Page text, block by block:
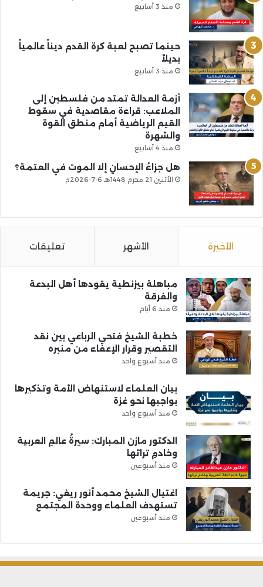
منذ 3 أسابيع
حينما تصبح لعبة كرة القدم ديناً عالمياً
بديلاً
منذ 3 أسابيع
أزمة العدالة تمتد من فلسطين إلى
الملاعب: قراءة مقاصدية في سقوط
القيم الرياضية أمام منطق القوة
والشهرة
منذ 4 أسابيع
هل جزاءُ الإحسانِ إلا الموت في العتمة؟
الأثنين 21 محرم 1448هـ 6-7-2026م
الأخيرة الأشهر تعليقات
مباهلة بيزنطية يقودها أهل البدعة
والفرقة
منذ 6 أيام
خطبة الشيخ فتحي الرباعي بين نقد
التقصير وقرار الإعفاء من منبره
منذ أسبوع واحد
بيان العلماء لاستنهاض الأمة وتذكيرها
بواجبها نحو غزة
منذ أسبوع واحد
الدكتور مازن المبارك: سيرةُ عالمِ العربية
وخادمِ تراثها
منذ أسبوعين
اغتيال الشيخ محمد أنور ريغي: جريمة
تستهدف العلماء ووحدة المجتمع
منذ أسبوعين